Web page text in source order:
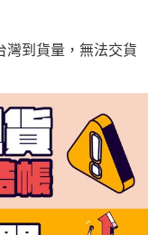
灣到貨量，無法交貨